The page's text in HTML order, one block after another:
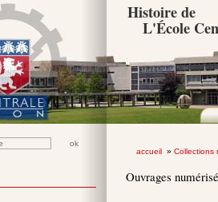
Histoire de
L'École
accueil» Collections
Ouvrages